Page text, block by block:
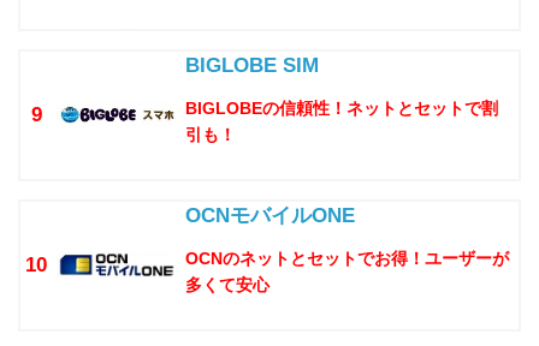
9
BIGLOBE SIM
BIGLOBEの信頼性！ネットとセットで割
引も！
10
OCNモバイルONE
OCNのネットとセットでお得！ユーザーが
多くて安心